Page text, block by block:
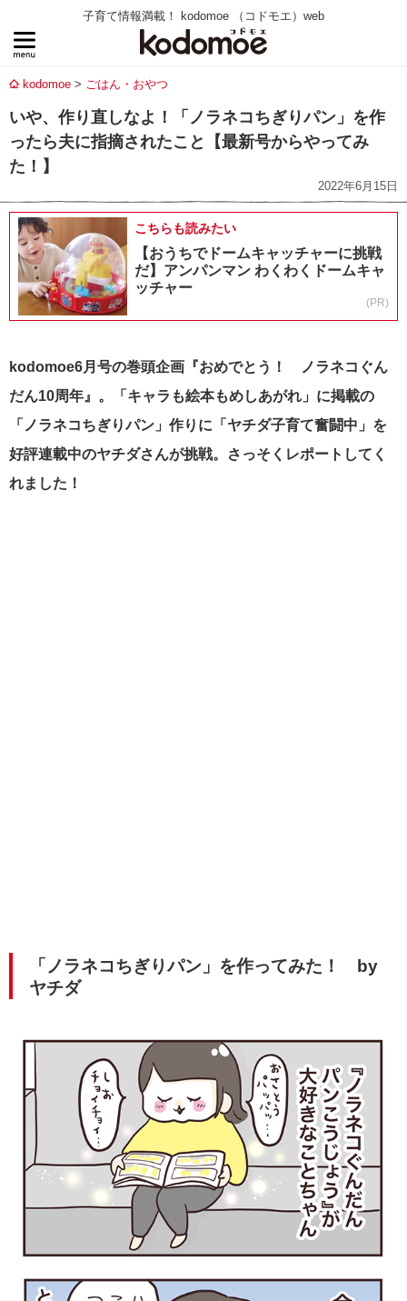
子育て情報満載！ kodomoe （コドモエ）web
kodomoe ごはん・おやつ
いや、作り直しなよ！「ノラネコちぎりパン」を作
ったら夫に指摘されたこと【最新号からやってみ
た！】
2022年6月15日
こちらも読みたい
【おうちでドームキャッチャーに挑戦
だ】アンパンマン わくわくドームキャ
ッチャー
(PR)
kodomoe6月号の巻頭企画『おめでとう！ ノラネコぐん
だん10周年』。
「キャラも絵本もめしあがれ」に掲載の
「ノラネコちぎりパン」作りに「ヤチダ子育て奮闘中」を
好評連載中のヤチダさんが挑戦。さっそくレポートしてく
れました！
「ノラネコちぎりパン」を作ってみた！ by
ヤチダ